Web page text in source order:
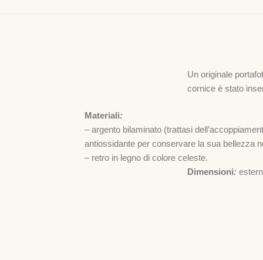
Un originale
cornice è stato
Materiali:
– argento bilaminato (trattasi
antiossidante per conservare la sua bellezza
– retro in legno di colore celeste.
Dimensioni: